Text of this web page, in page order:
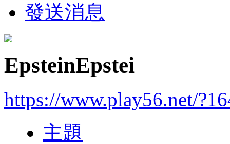
發送消息
EpsteinEpstei
https://www.play56.net/
主題